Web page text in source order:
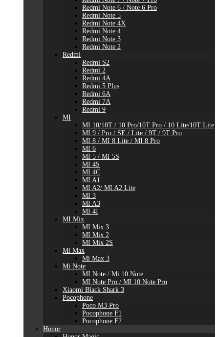
Redmi Note 6 / Note 6 Pro
Redmi Note 5
Redmi Note 4X
Redmi Note 4
Redmi Note 3
Redmi Note 2
Redmi
Redmi S2
Redmi 2
Redmi 4A
Redmi 5 Plus
Redmi 6A
Redmi 7A
Redmi 9
MI
MI 10/10T / 10 Pro/10T Pro / 10 Lite/10T Lite
MI 9 / Pro / SE / Lite / 9T / 9T Pro
MI 8 / MI 8 Lite / MI 8 Pro
MI 6
MI 5 / MI 5S
MI 4S
MI 4C
MI A1
MI A2/ MI A2 Lite
MI 3
MI A3
MI 4I
MI Mix
MI Mix 3
MI Mix 2
MI Mix 2S
Mi Max
Mi Max 3
Mi Note
MI Note / Mi 10 Note
MI Note Pro / MI 10 Note Pro
Xiaomi Black Shark 3
Pocophone
Poco M3 Pro
Pocophone F1
Pocophone F2
Honor